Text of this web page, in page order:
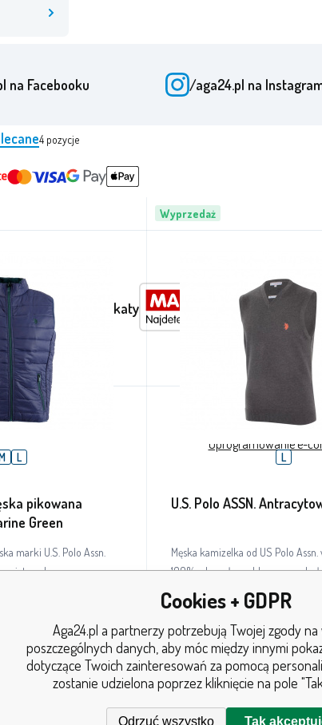
4 pozycje
L
pikowana
Green
marki U.S. Polo Assn.
wiatroodpornego,
o wodoodpornym
Wyprzedaż
L
U.S. Polo ASSN.
Męska kamizelka od US Polo
100% z bawełny, z klasycznym
serek i haftowanym logo na lewej
W magazynie 5+ szt.
94PLN
Szczegóły
na Facebooku /aga24.pl na
Nagrody i certyfikaty
© 2026 AGA24 s.r.o.,
Oprogramowanie e-
Cookies + GDPR
Aga24.pl a partnerzy potrzebują Twojej zgody
poszczególnych danych, aby móc między innymi
dotyczące Twoich zainteresowań za pomocą
zostanie udzielona poprzez kliknięcie na pole
Odrzuć wszystko Tak